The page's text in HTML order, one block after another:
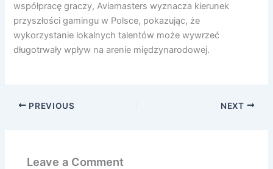
współpracę graczy, Aviamasters wyznacza kierunek
przyszłości gamingu w Polsce, pokazując, że
wykorzystanie lokalnych talentów może wywrzeć
długotrwały wpływ na arenie międzynarodowej.
PREVIOUS NEXT
Leave a Comment